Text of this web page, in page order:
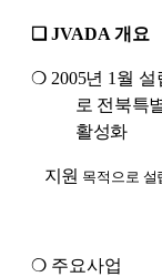
❏ JVADA 개요
❍ 2005년 1 월 설
로 전북특
활성화
지원 목적으로 설
❍ 주요사업